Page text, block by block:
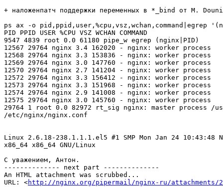
+ наложенпатч поддержки переменных в *_bind от M.
ps ax -o pid,ppid,user,%cpu,vsz,wchan,command|egrep
PID PPID USER %CPU VSZ WCHAN COMMAND
9547 4839 root 0.0 61180 pipe_w egrep (nginx|PID)
12567 29764 nginx 3.4 162020 - nginx: worker process
12568 29764 nginx 3.3 153836 - nginx: worker process
12569 29764 nginx 3.0 147760 - nginx: worker process
12570 29764 nginx 2.7 141204 - nginx: worker process
12572 29764 nginx 3.3 156412 - nginx: worker process
12573 29764 nginx 3.3 151968 - nginx: worker process
12574 29764 nginx 2.9 141008 - nginx: worker process
12575 29764 nginx 3.0 145760 - nginx: worker process
29764 1 root 0.0 82972 rt_sig nginx: master process /
/etc/nginx/nginx.conf
Linux 2.6.18-238.1.1.1.el5 #1 SMP Mon Jan 24 10:43:48
x86_64 x86_64 GNU/Linux
С уважением, Антон.
-------------- next part --------------
An HTML attachment was scrubbed...
URL: <http://nginx.org/pipermail/nginx-ru/attachments/